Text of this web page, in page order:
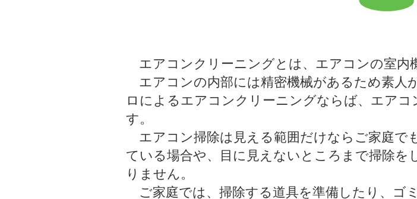
エアコンクリーニングとは、エアコンの室内
エアコンの内部には精密機械があるため素人
ロによるエアコンクリーニングならば、エア
す。
エアコン掃除は見える範囲だけならご家庭で
ている場合や、目に見えないところまで掃除を
りません。
ご家庭では、掃除する道具を準備したり、ゴ